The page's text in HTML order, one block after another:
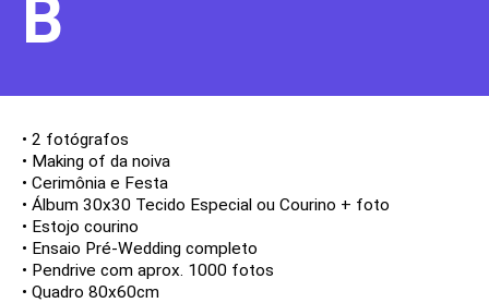
B
• 2 fotógrafos
• Making of da noiva
• Cerimônia e Festa
• Álbum 30x30 Tecido Especial ou Courino + foto
• Estojo courino
• Ensaio Pré-Wedding completo
• Pendrive com aprox. 1000 fotos
• Quadro 80x60cm